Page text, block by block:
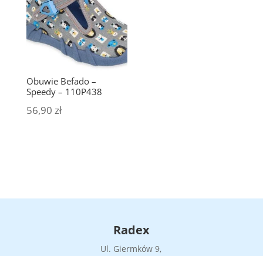
Obuwie Befado –
Speedy – 110P438
56,90 zł
Radex
Ul. Giermków 9,